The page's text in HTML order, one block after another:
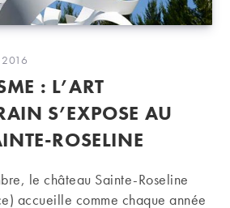
: L’ART
S’EXPOSE AU
ROSELINE
le château Sainte-Roseline
accueille comme chaque année